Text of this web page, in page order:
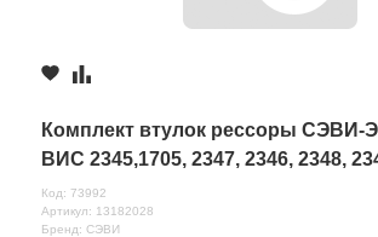
Комплект втулок рессоры СЭВИ-
ВИС 2345,1705, 2347, 2346, 2348,
27 SEVI 1318202
Код: 73992
Артикул: 13182028
Бренд: СЭВИ